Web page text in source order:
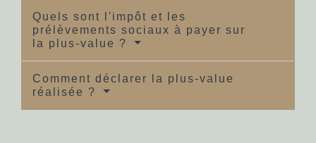
Quels sont l'impôt et les
prélèvements sociaux à payer sur
la plus-value ?
Comment déclarer la plus-value
réalisée ?